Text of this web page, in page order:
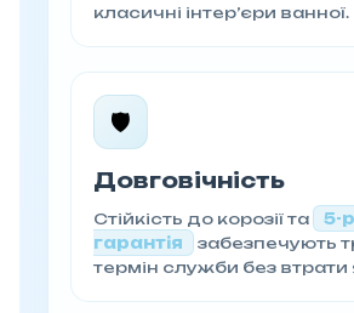
класичні інтер’єри ванної.
🛡️
Довговічність
Стійкість до корозії та
5-
гарантія
забезпечують
термін служби без втрати